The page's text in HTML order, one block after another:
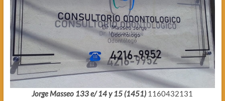
Jorge Masseo 133 e/ 14 y 15 (1451) 1160432131